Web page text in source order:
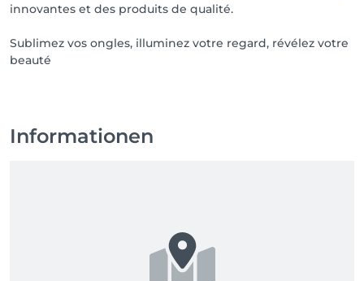
innovantes et des produits de qualité.
Sublimez vos ongles, illuminez votre regard, révélez votre
beauté
Informationen